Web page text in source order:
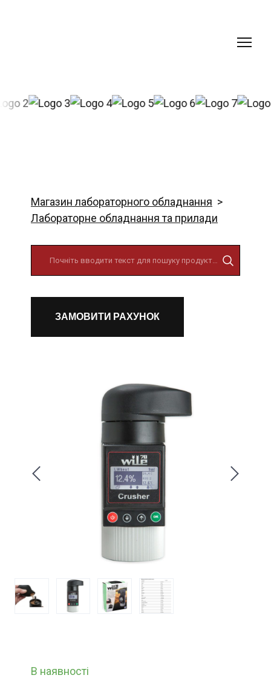
Магазин лабораторного обладнання
Лабораторне обладнання та прилади
ЗАМОВИТИ РАХУНОК
В наявності